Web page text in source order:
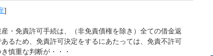
]
・免責許可手続は、（非免責債権を除き）全ての借金返
るため、免責許可決定をするにあたっては、免責不許可
慎重な判断が・・・